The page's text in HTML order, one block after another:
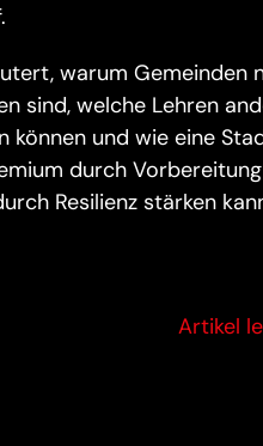
warum Gemeinden
sind, welche Lehren
können und wie eine
durch
Resilienz stärken
Artikel